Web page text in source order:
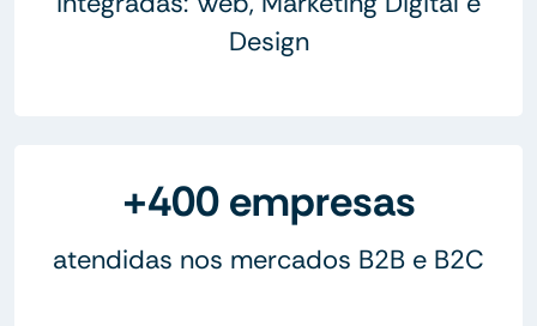
Design
+400 empresas
atendidas nos mercados B2B e B2C